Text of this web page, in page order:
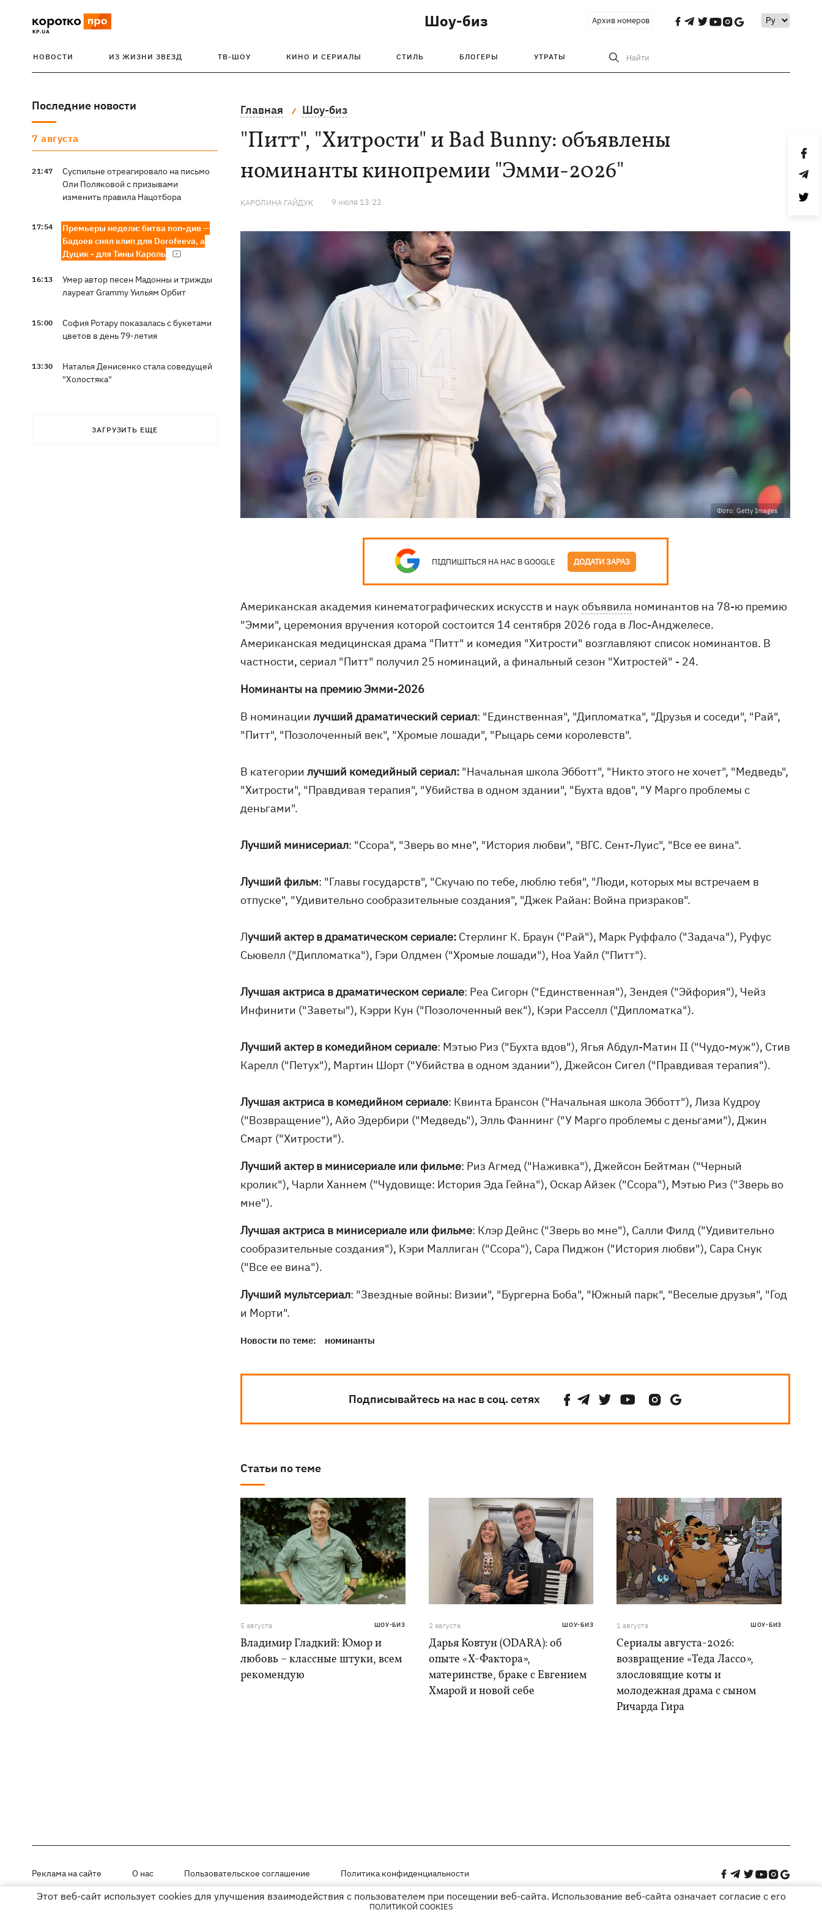
Шоу-биз Архив номеров
НОВОСТИ ИЗ ЖИЗНИ ЗВЕЗД ТВ-ШОУ КИНО И СЕРИАЛЫ СТИЛЬ БЛОГЕРЫ УТРАТЫ Найти
Последние новости
7 августа
21:47
Суспильне отреагировало на письмо
Оли Поляковой с призывами
изменить правила Нацотбора
17:54
Премьеры недели: битва поп-див —
Бадоев снял клип для Dorofeeva, а
Дуцик - для Тины Кароль
16:13
Умер автор песен Мадонны и трижды
лауреат Grammy Уильям Орбит
15:00
София Ротару показалась с букетами
цветов в день 79-летия
13:30
Наталья Денисенко стала соведущей
"Холостяка"
ЗАГРУЗИТЬ ЕЩЕ
Главная Шоу-биз
"Питт", "Хитрости" и Bad Bunny: объявлены
номинанты кинопремии "Эмми-2026"
КАРОЛИНА ГАЙДУК 9 июля 13:22
Фото: Getty Images
ПІДПИШІТЬСЯ НА НАС В GOOGLE ДОДАТИ ЗАРАЗ
Американская академия кинематографических искусств и наукобъявила номинантов на 78-ю премию
"Эмми", церемония вручения которой состоится 14 сентября 2026 года в Лос-Анджелесе.
Американская медицинская драма "Питт" и комедия "Хитрости" возглавляют список номинантов. В
частности, сериал "Питт" получил 25 номинаций, а финальный сезон "Хитростей" - 24.
Номинанты на премию Эмми-2026
В номинации лучший драматический сериал: "Единственная", "Дипломатка", "Друзья и соседи", "Рай",
"Питт", "Позолоченный век", "Хромые лошади", "Рыцарь семи королевств".
В категории лучший комедийный сериал: "Начальная школа Эбботт", "Никто этого не хочет", "Медведь",
"Хитрости", "Правдивая терапия", "Убийства в одном здании", "Бухта вдов", "У Марго проблемы с
деньгами".
Лучший минисериал: "Ссора", "Зверь во мне", "История любви", "ВГС. Сент-Луис", "Все ее вина".
Лучший фильм: "Главы государств", "Скучаю по тебе, люблю тебя", "Люди, которых мы встречаем в
отпуске", "Удивительно сообразительные создания", "Джек Райан: Война призраков".
Лучший актер в драматическом сериале: Стерлинг К. Браун ("Рай"), Марк Руффало ("Задача"), Руфус
Сьювелл ("Дипломатка"), Гэри Олдмен ("Хромые лошади"), Ноа Уайл ("Питт").
Лучшая актриса в драматическом сериале: Реа Сигорн ("Единственная"), Зендея ("Эйфория"), Чейз
Инфинити ("Заветы"), Кэрри Кун ("Позолоченный век"), Кэри Расселл ("Дипломатка").
Лучший актер в комедийном сериале: Мэтью Риз ("Бухта вдов"), Ягья Абдул-Матин II ("Чудо-муж"), Стив
Карелл ("Петух"), Мартин Шорт ("Убийства в одном здании"), Джейсон Сигел ("Правдивая терапия").
Лучшая актриса в комедийном сериале: Квинта Брансон ("Начальная школа Эбботт"), Лиза Кудроу
("Возвращение"), Айо Эдербири ("Медведь"), Элль Фаннинг ("У Марго проблемы с деньгами"), Джин
Смарт ("Хитрости").
Лучший актер в минисериале или фильме: Риз Агмед ("Наживка"), Джейсон Бейтман ("Черный
кролик"), Чарли Ханнем ("Чудовище: История Эда Гейна"), Оскар Айзек ("Ссора"), Мэтью Риз ("Зверь во
мне").
Лучшая актриса в минисериале или фильме: Клэр Дейнс ("Зверь во мне"), Салли Филд ("Удивительно
сообразительные создания"), Кэри Маллиган ("Ссора"), Сара Пиджон ("История любви"), Сара Снук
("Все ее вина").
Лучший мультсериал: "Звездные войны: Визии", "Бургерна Боба", "Южный парк", "Веселые друзья", "Год
и Морти".
Новости по теме: номинанты
Подписывайтесь на нас в соц. сетях
Статьи по теме
5 августа ШОУ-БИЗ
Владимир Гладкий: Юмор и
любовь – классные штуки, всем
рекомендую
2 августа ШОУ-БИЗ
Дарья Ковтун (ODARA): об
опыте «Х-Фактора»,
материнстве, браке с Евгением
Хмарой и новой себе
1 августа ШОУ-БИЗ
Сериалы августа-2026:
возвращение «Теда Лассо»,
злословящие коты и
молодежная драма с сыном
Ричарда Гира
Реклама на сайте О нас Пользовательское соглашение Политика конфиденциальности
Материалы под рубриками «Новости компании», «PR» и «Факт» размещены на правах рекламы
Этот веб-сайт использует cookies для улучшения взаимодействия с пользователем при посещении веб-сайта. Использование веб-сайта означает согласие с его
ПОЛИТИКОЙ COOKIES